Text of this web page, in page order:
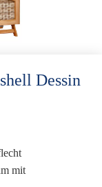
Dessin
mit